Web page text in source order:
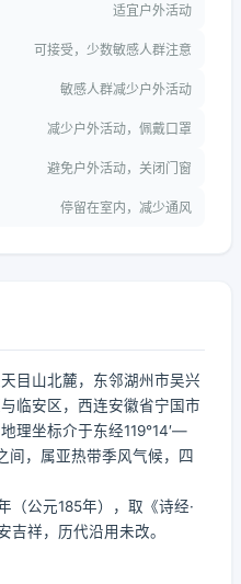
适宜户外活动
可接受，少数敏感人群注意
敏感人群减少户外活动
减少户外活动，佩戴口罩
避免户外活动，关闭门窗
停留在室内，减少通风
目山北麓，东邻湖州市吴兴
临安区，西连安徽省宁国市
理坐标介于东经119°14′—
间，属亚热带季风气候，四
（公元185年），取《诗经·
吉祥，历代沿用未改。